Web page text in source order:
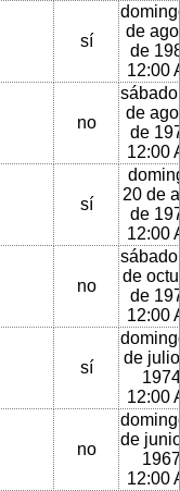
sí
de
de
12:00
no
de
de
12:00
sí
20 de
de
12:00
no
de
de
12:00
sí
de
12:00
no
de
12:00